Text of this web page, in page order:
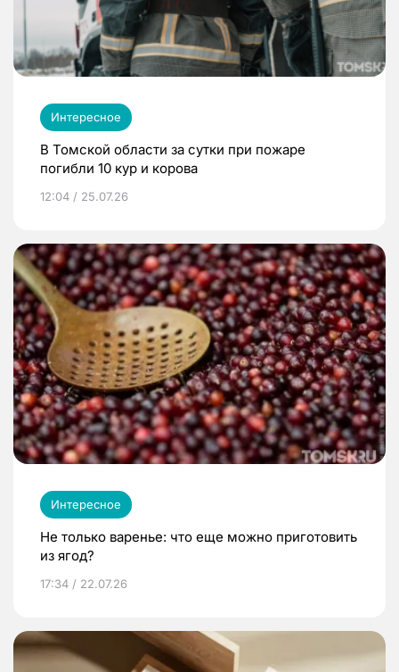
Интересное
В Томской области за сутки при пожаре
погибли 10 кур и корова
12:04 / 25.07.26
Интересное
Не только варенье: что еще можно приготовить
из ягод?
17:34 / 22.07.26